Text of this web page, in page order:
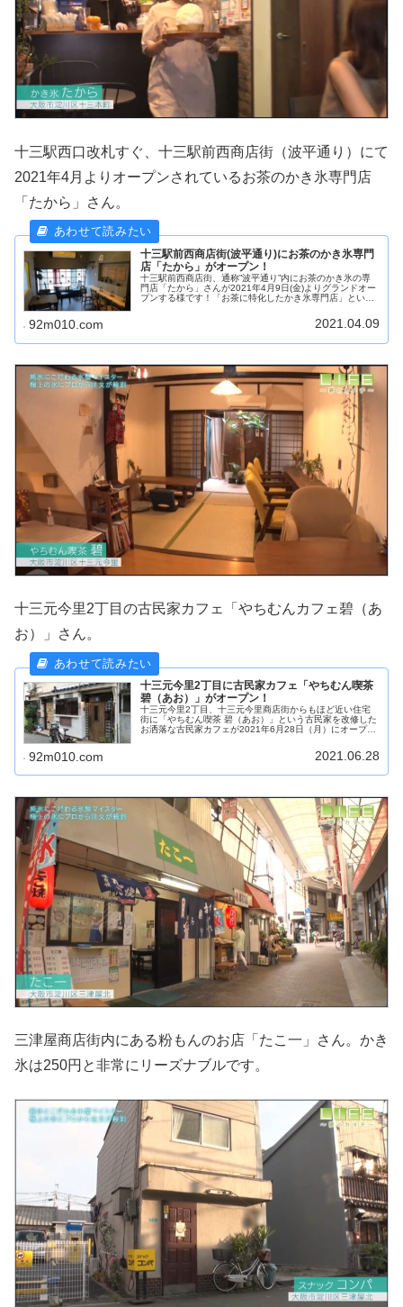
十三駅西口改札すぐ、十三駅前西商店街（波平通り）にて
2021年4月よりオープンされているお茶のかき氷専門店
「たから」さん。
十三駅前西商店街(波平通り)にお茶のかき氷専門
店「たから」がオープン！
十三駅前西商店街、通称”波平通り”内にお茶のかき氷の専
門店「たから」さんが2021年4月9日(金)よりグランドオー
プンする様です！「お茶に特化したかき氷専門店」という
92m010.com 2021.04.09
十三元今里2丁目の古民家カフェ「やちむんカフェ碧（あ
お）」さん。
十三元今里2丁目に古民家カフェ「やちむん喫茶
碧（あお）」がオープン！
十三元今里2丁目、十三元今里商店街からもほど近い住宅
街に「やちむん喫茶 碧（あお）」という古民家を改修した
お洒落な古民家カフェが2021年6月28日（月）にオープン
92m010.com 2021.06.28
三津屋商店街内にある粉もんのお店「たこ一」さん。かき
氷は250円と非常にリーズナブルです。